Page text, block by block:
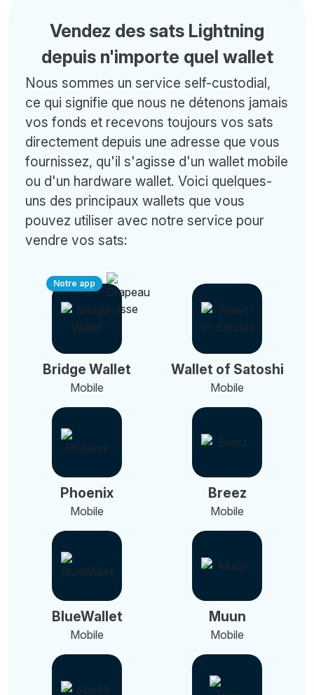
Vendez des sats Lightning
depuis n'importe quel wallet
Nous sommes un service self-custodial,
ce qui signifie que nous ne détenons jamais
vos fonds et recevons toujours vos sats
directement depuis une adresse que vous
fournissez, qu'il s'agisse d'un wallet mobile
ou d'un hardware wallet. Voici quelques-
uns des principaux wallets que vous
pouvez utiliser avec notre service pour
vendre vos sats:
Notre app
Bridge Wallet
Mobile
Wallet of Satoshi
Mobile
Phoenix
Mobile
Breez
Mobile
BlueWallet
Mobile
Muun
Mobile